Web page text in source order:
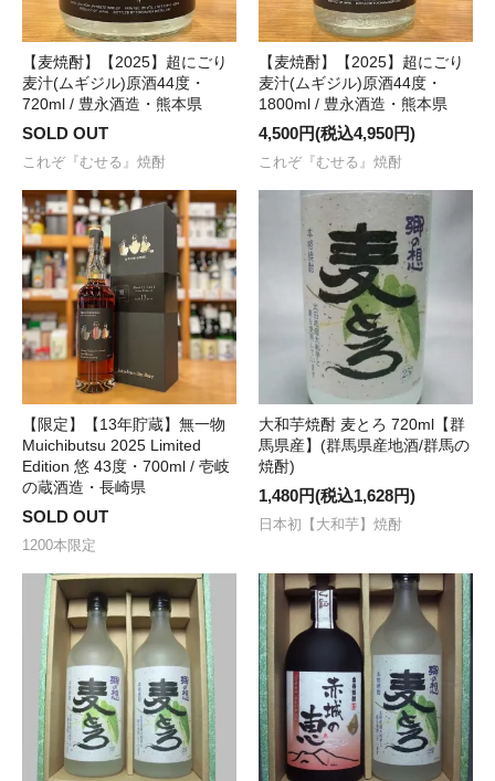
【麦焼酎】【2025】超にごり
麦汁(ムギジル)原酒44度・
720ml / 豊永酒造・熊本県
SOLD OUT
これぞ『むせる』焼酎
【麦焼酎】【2025】超にごり
麦汁(ムギジル)原酒44度・
1800ml / 豊永酒造・熊本県
4,500円(税込4,950円)
これぞ『むせる』焼酎
【限定】【13年貯蔵】無一物
Muichibutsu 2025 Limited
Edition 悠 43度・700ml / 壱岐
の蔵酒造・長崎県
SOLD OUT
1200本限定
大和芋焼酎 麦とろ 720ml【群
馬県産】(群馬県産地酒/群馬の
焼酎)
1,480円(税込1,628円)
日本初【大和芋】焼酎